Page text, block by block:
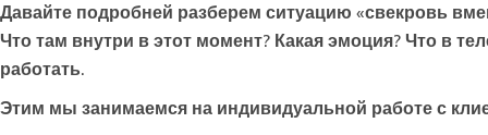
Давайте подробней разберем ситуацию «свекровь
Что там внутри в этот момент? Какая эмоция? Что в
работать.
Этим мы занимаемся на индивидуальной работе с